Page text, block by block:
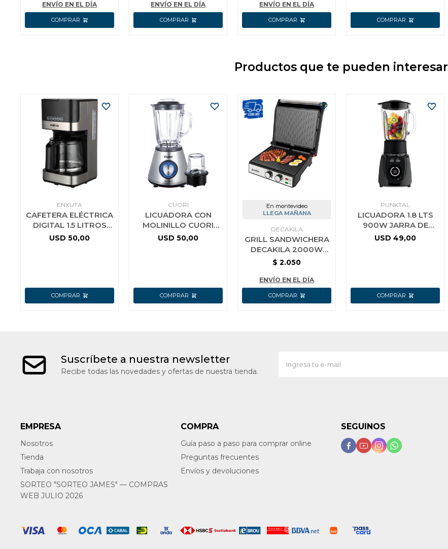
ENVÍO EN EL DÍA ENVÍO EN EL DÍA ENVÍO EN EL DÍA
Productos que te pueden interesar
ENXUTA
CAFETERA ELÉCTRICA
DIGITAL 1.5 LITROS
900 WATTS
USD 50,00
CUORI
LICUADORA CON
MOLINILLO CUORI
FRULLATI 1.5 LTS
USD 50,00
En montevideo
LLEGA MAÑANA
DECAKILA
GRILL SANDWICHERA
DECAKILA 2000W
KEEC079M
$ 2.050
ENVÍO EN EL DÍA
PUNKTAL
LICUADORA 1.8 LTS
900W JARRA DE
VIDRIO 4 VELOC.
USD 49,00
Suscríbete a nuestra newsletter
Recibe todas las novedades y ofertas de nuestra tienda.
EMPRESA
Nosotros
Tienda
Trabaja con nosotros
SORTEO "SORTEO JAMES" — COMPRAS
WEB JULIO 2026
COMPRA
Guía paso a paso para comprar online
Preguntas frecuentes
Envíos y devoluciones
SEGUINOS
   